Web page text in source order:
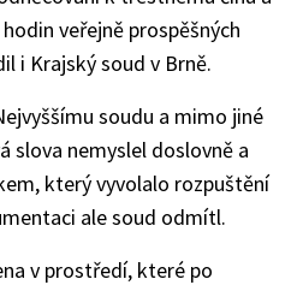
veřejně prospěšných
i Krajský soud v Brně.
soudu a mimo jiné
slova nemyslel doslovně a
který vyvolalo rozpuštění
ale soud odmítl.
v prostředí, které po